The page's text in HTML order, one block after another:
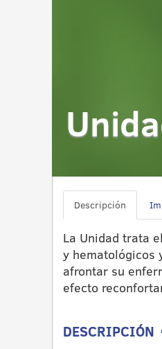
Descripción
La Unidad trata
y hematológicos
afrontar su
efecto
DESCRIPCIÓN